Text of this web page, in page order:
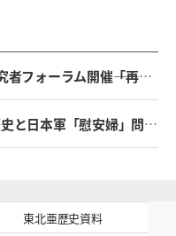
催――「再び開かれた韓日対話の窓」
安婦」問題』刊行記念ブックトーク開催
東北亜歴史資料